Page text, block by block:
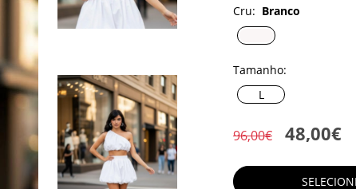
Cru: Branco
Tamanho:
L
96,00€ 48,00€